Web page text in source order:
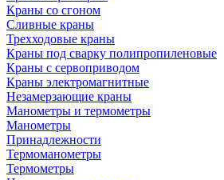
Краны со сгоном
Сливные краны
Трехходовые краны
Краны под сварку полипропиленовые
Краны с сервоприводом
Краны электромагнитные
Незамерзающие краны
Манометры и термометры
Манометры
Принадлежности
Термоманометры
Термометры